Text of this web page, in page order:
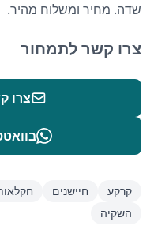
שדה. מחיר ומשלוח מהיר.
צרו קשר לתמחור
צרו
קרקע חיישנים
השקיה